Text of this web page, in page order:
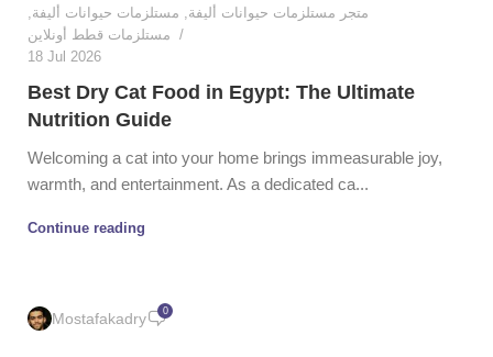
متجر مستلزمات حيوانات أليفة, مستلزمات حيوانات أليفة,
مستلزمات قطط أونلاين
18 Jul 2026
Best Dry Cat Food in Egypt: The Ultimate
Nutrition Guide
Welcoming a cat into your home brings immeasurable joy,
warmth, and entertainment. As a dedicated ca...
Continue reading
Mostafakadry 0